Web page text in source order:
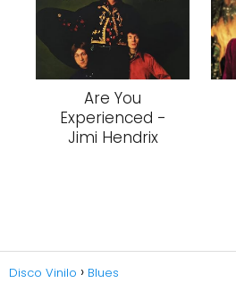
Are You
Experienced -
Jimi Hendrix
Disco Vinilo Blues